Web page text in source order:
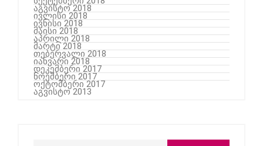
აგვისტო 2018
ივლისი 2018
ივნისი 2018
მაისი 2018
აპრილი 2018
მარტი 2018
თებერვალი 2018
იანვარი 2018
დეკემბერი 2017
ნოემბერი 2017
ოქტომბერი 2017
აგვისტო 2013